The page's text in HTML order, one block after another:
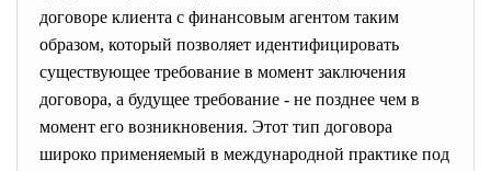
договоре клиента с финансовым агентом таким
образом, который позволяет идентифицировать
существующее требование в момент заключения
договора, а будущее требование - не позднее чем в
момент его возникновения. Этот тип договора
широко применяемый в международной практике под